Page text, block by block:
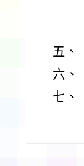
五、
六、
七、